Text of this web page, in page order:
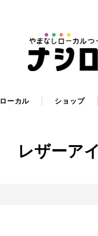
ローカル ショップ
レザーア